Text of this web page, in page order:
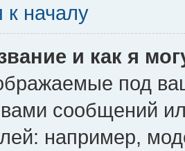
к началу
и как я
под
сообщений
например,